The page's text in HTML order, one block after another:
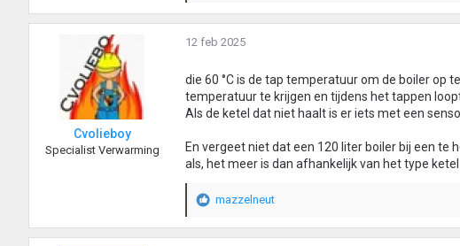
a
r
r
i
n
e
n
Cvolieboy
Specialist Verwarming
12 feb 2025
die 60 °C is de tap temperatuur om de boiler op
temperatuur te krijgen en tijdens het tappen
Als de ketel dat niet haalt is er iets met een
En vergeet niet dat een 120 liter boiler bij een te
als, het meer is dan afhankelijk van het type
W
a
mazzelneut